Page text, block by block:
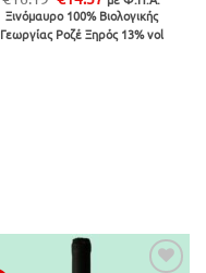
price
was:
€16.19.
τρέχουσα
τιμή
είναι:
Ξινόμαυρο 100% Βιολογικής
Γεωργίας Ροζέ Ξηρός 13% vol